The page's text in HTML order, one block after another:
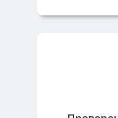
Работаем